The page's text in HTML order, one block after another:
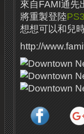
來自FAMI通先
將重製登陸PS3
想想可以和兒
http://